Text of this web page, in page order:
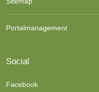
Portalmanagement
Social
Facebook